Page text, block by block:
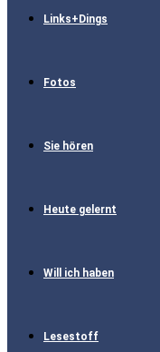
Links+Dings
Fotos
Sie hören
Heute gelernt
Will ich haben
Lesestoff